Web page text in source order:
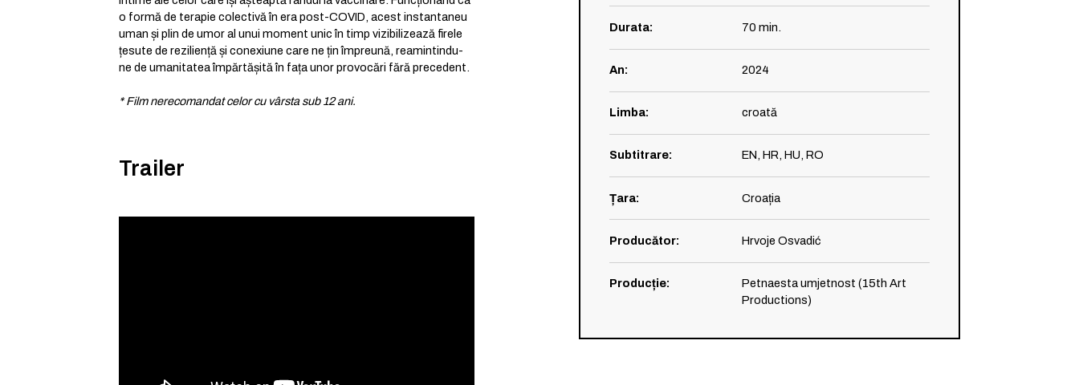
o formă de terapie colectivă în era post-COVID, acest instantaneu
uman și plin de umor al unui moment unic în timp vizibilizează firele
țesute de reziliență și conexiune care ne țin împreună, reamintindu-
ne de umanitatea împărtășită în fața unor provocări fără precedent.
* Film nerecomandat celor cu vârsta sub 12 ani.
Trailer
Durata: 70 min.
An: 2024
Limba: croată
Subtitrare: EN, HR, HU, RO
Țara: Croația
Producător: Hrvoje Osvadić
Producție:
Petnaesta umjetnost (15th Art
Productions)